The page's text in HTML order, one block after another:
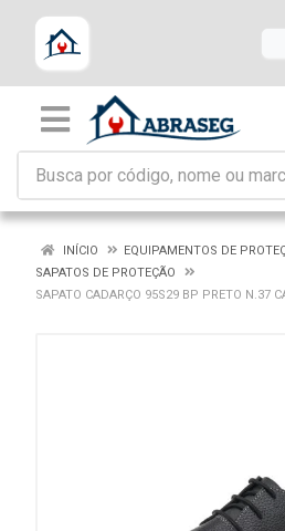
INÍCIO
EQUIPAMENTOS DE
SAPATOS DE PROTEÇÃO
SAPATO CADARÇO 95S29 BP PRETO N.37